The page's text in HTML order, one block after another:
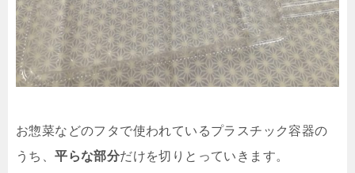
お惣菜などのフタで使われているプラスチック容器の
うち、平らな部分だけを切りとっていきます。